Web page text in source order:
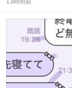
信
ポ
ト
数
数